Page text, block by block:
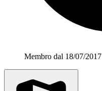
Membro dal 18/07/2017